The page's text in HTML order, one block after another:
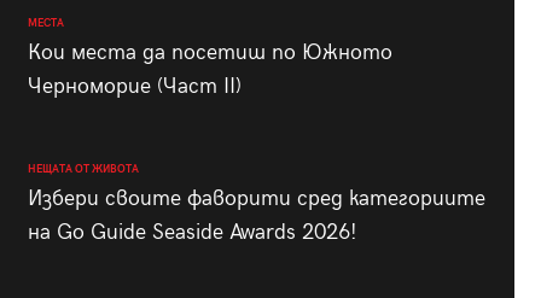
МЕСТА
Кои места да посетиш по Южното
Черноморие (Част II)
НЕЩАТА ОТ ЖИВОТА
Избери своите фаворити сред категориите
на Go Guide Seaside Awards 2026!